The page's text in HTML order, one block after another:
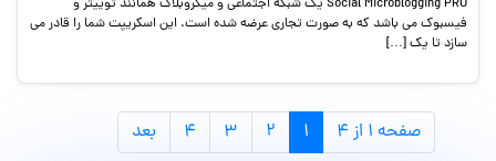
Social Microblogging PRO یک شبکه اجتماعی و میکروبلاگ همانند توییتر و
فیسبوک می باشد که به صورت تجاری عرضه شده است. این اسکریپت شما را قادر می
سازد تا یک […]
صفحه ۱ از ۴ ۱ ۲ ۳ ۴ بعد